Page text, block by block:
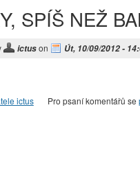
SPÍŠ NEŽ
ictuson Út, 10/09/2012 -
ictus Pro psaní komentářů se